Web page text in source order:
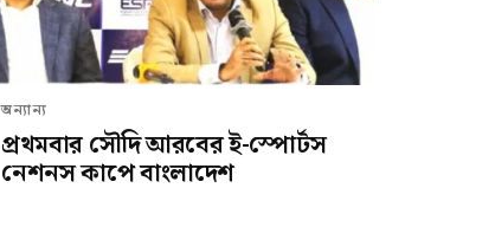
অন্যান্য
প্রথমবার সৌদি আরবের ই-স্পোর্টস
নেশনস কাপে বাংলাদেশ